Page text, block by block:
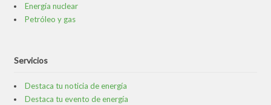
Energía nuclear
Petróleo y gas
Servicios
Destaca tu noticia de energía
Destaca tu evento de energía